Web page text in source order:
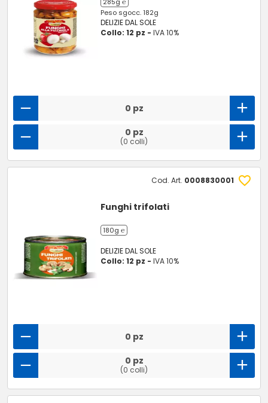
Peso sgocc. 182g
DELIZIE DAL SOLE
Collo: 12 pz -IVA 10%
0 pz
0 pz
(0 colli)
Cod. Art. 0008830001
Funghi trifolati
180g ℮
DELIZIE DAL SOLE
Collo: 12 pz -IVA 10%
0 pz
0 pz
(0 colli)